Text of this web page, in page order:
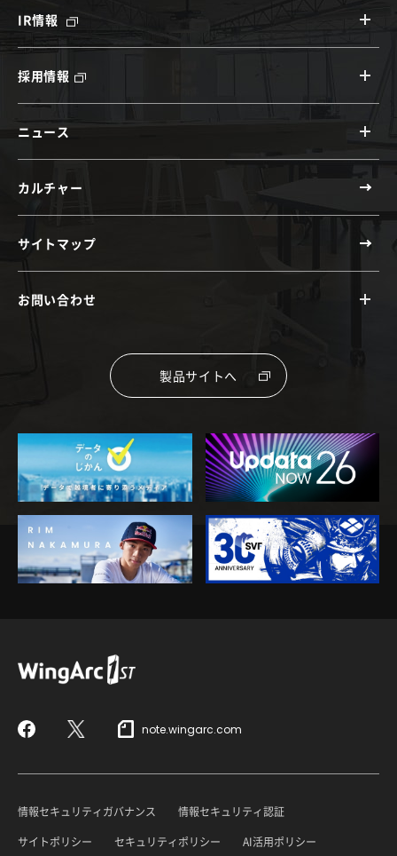
IR情報
採用情報
ニュース
カルチャー
サイトマップ
お問い合わせ
製品サイトへ
FacebookX note.wingarc.com
情報セキュリティガバナンス
情報セキュリティ認証
サイトポリシー
セキュリティポリシー AI活用ポリシー